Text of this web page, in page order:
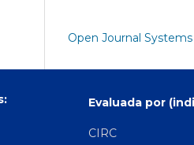
Open Journal Systems
Evaluada por
CIRC